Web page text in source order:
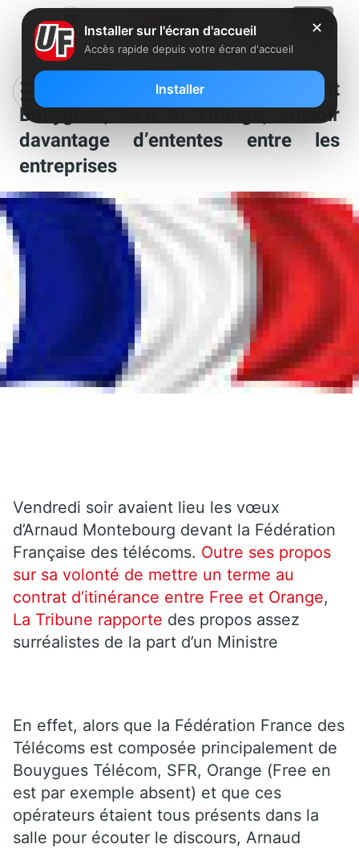
Montebourg assure, devant
Bouygues, SFR et Orange, vouloir
davantage d’ententes entre les
entreprises
Vendredi soir avaient lieu les vœux
d’Arnaud Montebourg devant la Fédération
Française des télécoms. Outre ses propos
sur sa volonté de mettre un terme au
contrat d’itinérance entre Free et Orange,
La Tribune rapporte des propos assez
surréalistes de la part d’un Ministre
En effet, alors que la Fédération France des
Télécoms est composée principalement de
Bouygues Télécom, SFR, Orange (Free en
est par exemple absent) et que ces
opérateurs étaient tous présents dans la
salle pour écouter le discours, Arnaud
✕
Installer sur l'écran d'accueil
Accès rapide depuis votre écran d'accueil
Installer